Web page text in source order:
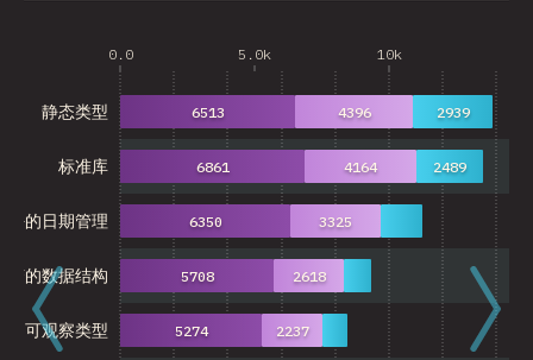
0.0 5.0k 10k
可观察类型
变的数据结构
好的日期管理
标准库
静态类型
5274
5708
6350
6861
6513
2237
2618
3325
4164
4396
2489
2939